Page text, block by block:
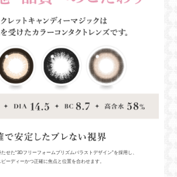
せた“3Dフリーフォームプリズムバラストデザイン”を採用し、
ピーディーかつ正確に焦点と位置を合わせます。